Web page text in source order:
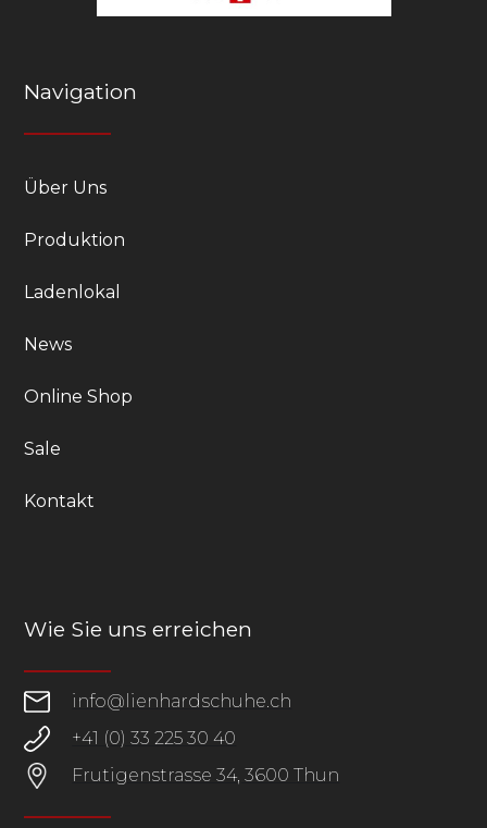
Navigation
Über Uns
Produktion
Ladenlokal
News
Online Shop
Sale
Kontakt
Wie Sie uns erreichen
info@lienhardschuhe.ch
+41 (0) 33 225 30 40
Frutigenstrasse 34, 3600 Thun